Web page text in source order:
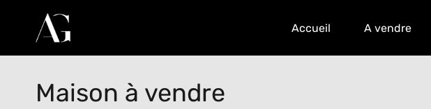
Accueil A vendre
Maison à vendre